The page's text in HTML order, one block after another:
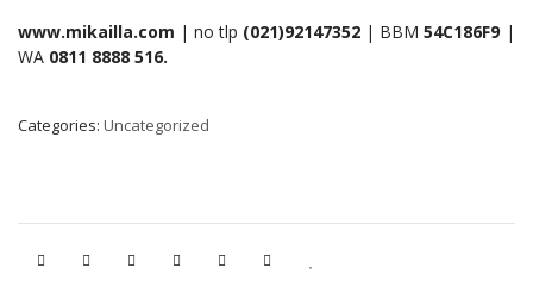
www.mikailla.com | no tlp (021)92147352 | BBM 54C186F9 |
WA 0811 8888 516.
Categories: Uncategorized